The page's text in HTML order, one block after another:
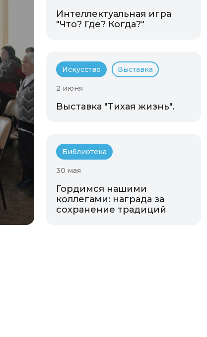
Интеллектуальная игра
"Что? Где? Когда?"
Искусство Выставка
2 июня
Выставка "Тихая жизнь".
Библиотека
30 мая
Гордимся нашими
коллегами: награда за
сохранение традиций